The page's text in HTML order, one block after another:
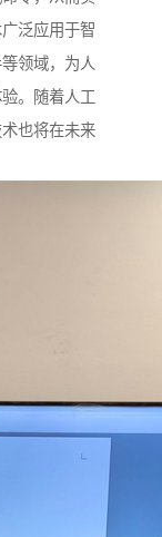
泛应用于智
领域，为人
。随着人工
也将在未来